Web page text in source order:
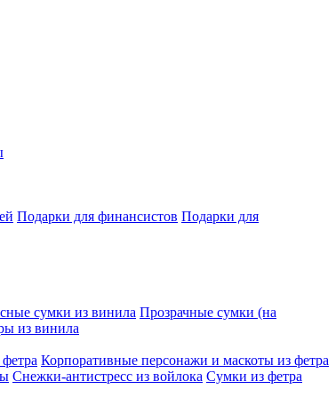
Подарки для финансистов Подарки для
сумки из винила Прозрачные сумки (на
из винила
Корпоративные персонажи и маскоты из фетра
Снежки-антистресс из войлока Сумки из фетра